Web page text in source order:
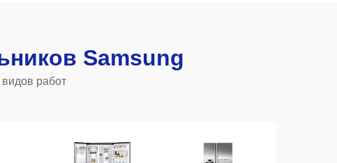
Samsung
работ